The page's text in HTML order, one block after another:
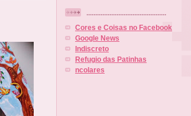
.............................................
Cores e Coisas no Facebook
Google News
Indiscreto
Refugio das Patinhas
ncolares